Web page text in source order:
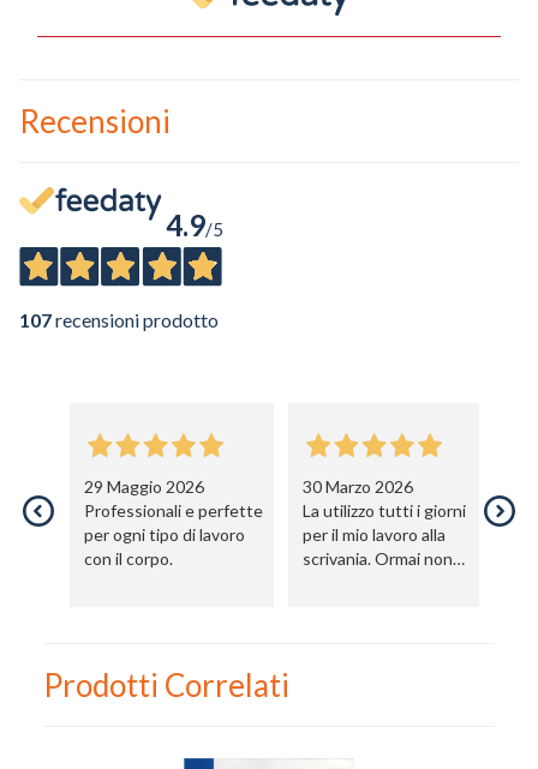
Recensioni
4.9/5
107recensioni prodotto
29 Maggio 2026
Professionali e perfette
per ogni tipo di lavoro
con il corpo.
30 Marzo 2026
La utilizzo tutti i giorni
per il mio lavoro alla
scrivania. Ormai non
Prodotti Correlati